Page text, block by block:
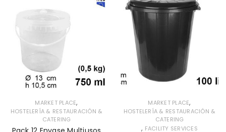
MARKET PLACE,
HOSTELERÍA & RESTAURACIÓN &
CATERING
MARKET PLACE,
HOSTELERÍA & RESTAURACIÓN &
CATERING
, FACILITY SERVICES